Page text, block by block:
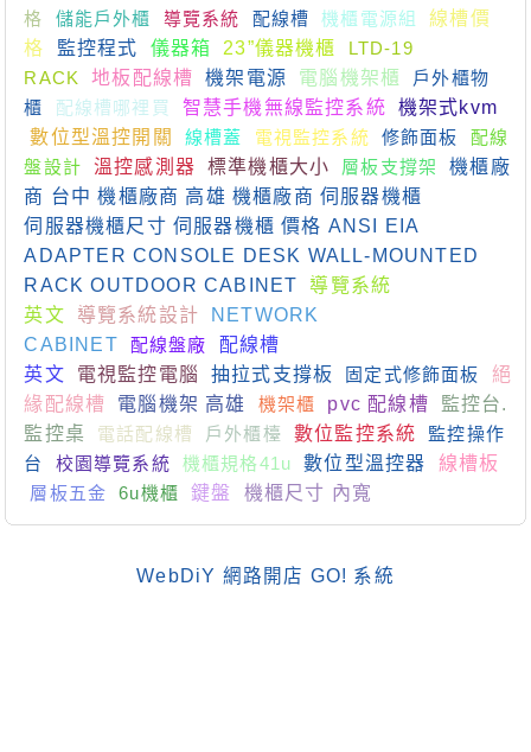
格
儲能戶外櫃 導覽系統 配線槽 機櫃電源組
線槽價
格
監控程式 儀器箱 23”儀器機櫃
LTD-19
RACK
地板配線槽 機架電源 電腦機架櫃
戶外櫃物
櫃
配線槽哪裡買 智慧手機無線監控系統
機架式kvm
數位型溫控開關
線槽蓋 電視監控系統 修飾面板
配線
盤設計
溫控感測器 標準機櫃大小 層板支撐架
機櫃廠
商 台中 機櫃廠商 高雄 機櫃廠商 伺服器機櫃
伺服器機櫃尺寸 伺服器機櫃 價格 ANSI EIA
ADAPTER CONSOLE DESK WALL-MOUNTED
RACK OUTDOOR CABINET
導覽系統
英文
導覽系統設計
NETWORK
CABINET
配線盤廠
配線槽
英文
電視監控電腦 抽拉式支撐板 固定式修飾面板
絕
緣配線槽
電腦機架 高雄 機架櫃 pvc 配線槽
監控台.
監控桌
電話配線槽 戶外櫃檯 數位監控系統
監控操作
台
校園導覽系統 機櫃規格41u 數位型溫控器
線槽板
層板五金
6u機櫃 鍵盤 機櫃尺寸 內寬
WebDiY 網路開店 GO! 系統